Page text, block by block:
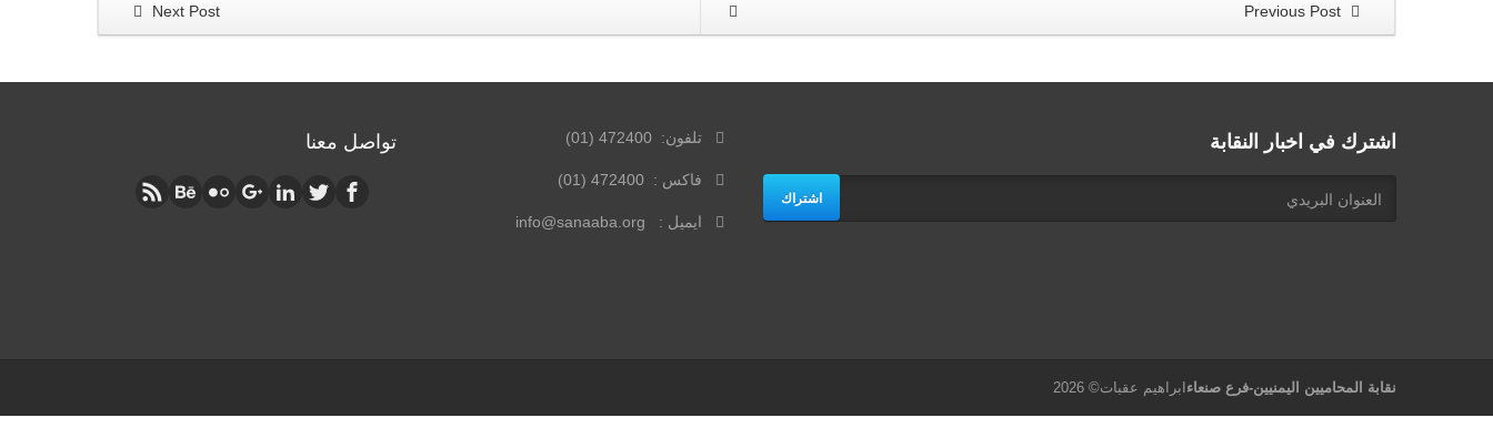
Next Post
تواصل معنا تلفون: 472400 (01)
فاكس : 472400 (01)
ايميل : info@sanaaba.org
اشترك في اخبار النقابة
اشتراك
نقابة المحاميين اليمنيين-فرع صنعاء ابراهيم عقبات© 2026